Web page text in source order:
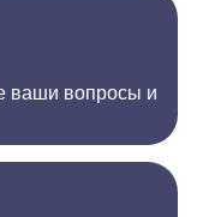
ваши вопросы и